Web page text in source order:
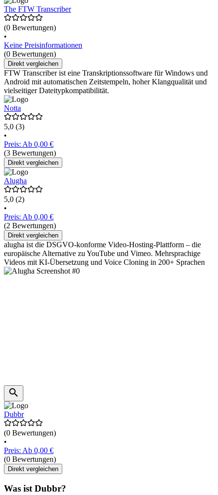
The FTW Transcriber
(0 Bewertungen)
•
Keine Preisinformationen
(0 Bewertungen)
Direkt vergleichen
FTW Transcriber ist eine Transkriptionssoftware für Windows und
Android mit automatischen Zeitstempeln, hoher Klangqualität und
vielseitiger Dateitypkompatibilität.
Notta
5,0 (3)
•
Preis: Ab 0,00 €
(3 Bewertungen)
Direkt vergleichen
Alugha
5,0 (2)
•
Preis: Ab 0,00 €
(2 Bewertungen)
Direkt vergleichen
alugha ist die DSGVO-konforme Video-Hosting-Plattform – die
europäische Alternative zu YouTube und Vimeo. Mehrsprachige
Videos mit KI-Übersetzung und Voice Cloning in 200+ Sprachen
Dubbr
(0 Bewertungen)
•
Preis: Ab 0,00 €
(0 Bewertungen)
Direkt vergleichen
Was ist Dubbr?